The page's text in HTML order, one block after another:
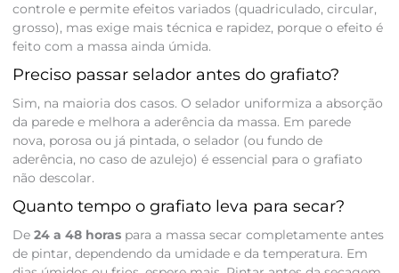
controle e permite efeitos variados (quadriculado, circular,
grosso), mas exige mais técnica e rapidez, porque o efeito é
feito com a massa ainda úmida.
Preciso passar selador antes do grafiato?
Sim, na maioria dos casos. O selador uniformiza a absorção
da parede e melhora a aderência da massa. Em parede
nova, porosa ou já pintada, o selador (ou fundo de
aderência, no caso de azulejo) é essencial para o grafiato
não descolar.
Quanto tempo o grafiato leva para secar?
De 24 a 48 horaspara a massa secar completamente antes
de pintar, dependendo da umidade e da temperatura. Em